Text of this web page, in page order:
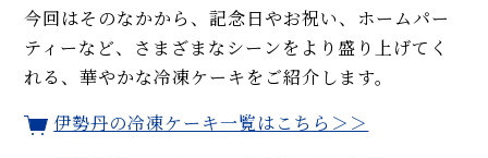
今回はそのなかから、記念日やお祝い、ホームパー
ティーなど、さまざまなシーンをより盛り上げてく
れる、華やかな冷凍ケーキをご紹介します。
伊勢丹の冷凍ケーキ一覧はこちら＞＞